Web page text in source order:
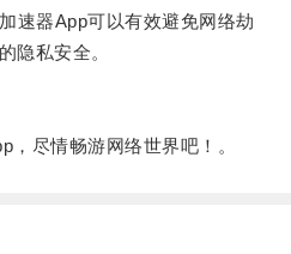
器App可以有效避免网络劫
隐私安全。
尽情畅游网络世界吧！。